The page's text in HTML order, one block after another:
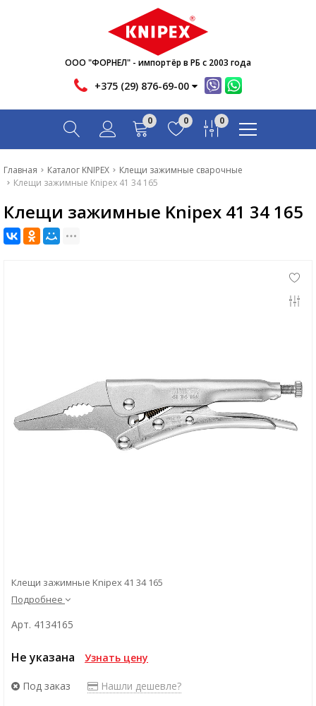
ООО "ФОРНЕЛ" - импортёр в РБ с 2003 года
+375 (29) 876-69-00
Новости
0 0 0
Главная Каталог KNIPEX
Клещи зажимные сварочные
Клещи зажимные Knipex 41 34 165
Клещи зажимные Knipex 41 34 165
Клещи зажимные Knipex 41 34 165
Подробнее
Арт. 4134165
Не указана Узнать цену
Под заказ Нашли дешевле?
Новости
Акции
Инфо
Контакты
Вопрос-ответ